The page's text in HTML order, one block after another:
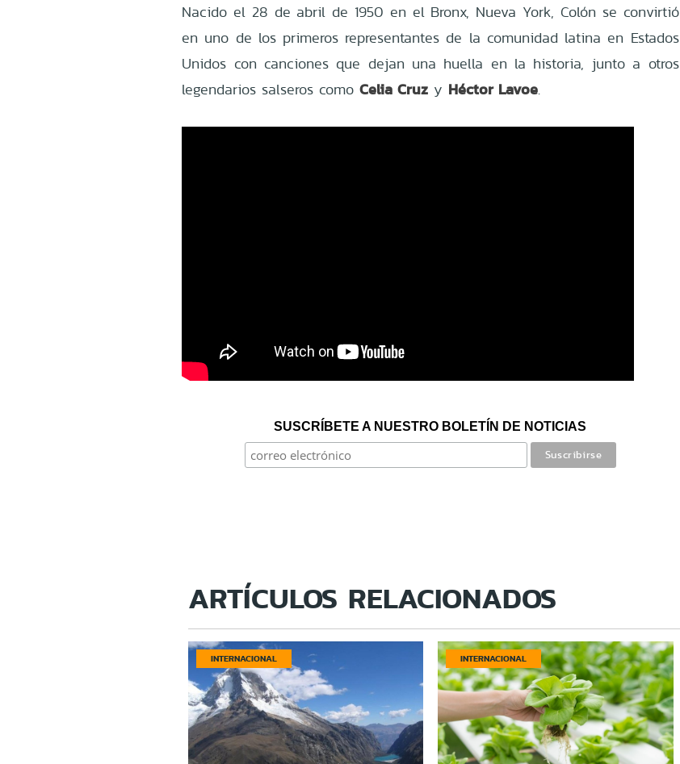
Nacido el 28 de abril de 1950 en el Bronx, Nueva York, Colón se convirtió
en uno de los primeros representantes de la comunidad latina en Estados
Unidos con canciones que dejan una huella en la historia, junto a otros
legendarios salseros comoCelia Cruz y Héctor Lavoe.
SUSCRÍBETE A NUESTRO BOLETÍN DE NOTICIAS
ARTÍCULOS RELACIONADOS
INTERNACIONAL INTERNACIONAL